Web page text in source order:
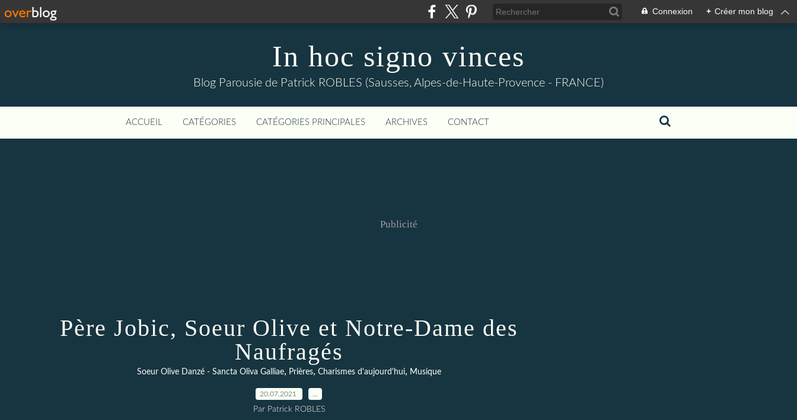
Connexion + Créer mon blog
In hoc signo vinces
Blog Parousie de Patrick ROBLES (Sausses, Alpes-de-Haute-Provence - FRANCE)
ACCUEIL CATÉGORIES CATÉGORIES PRINCIPALES ARCHIVES CONTACT
Publicité
Père Jobic, Soeur Olive et Notre-Dame des
Naufragés
Soeur Olive Danzé - Sancta Oliva Galliae, Prières, Charismes d'aujourd'hui, Musique
20.07.2021
Par Patrick ROBLES